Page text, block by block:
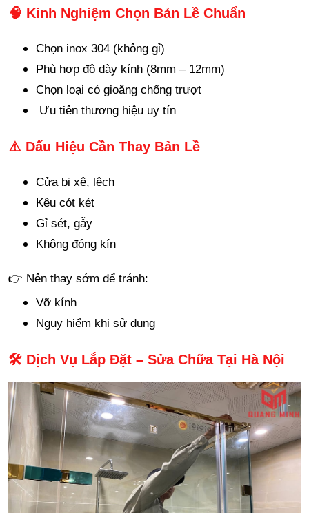
🧠 Kinh Nghiệm Chọn Bản Lề Chuẩn
Chọn inox 304 (không gỉ)
Phù hợp độ dày kính (8mm – 12mm)
Chọn loại có gioăng chống trượt
Ưu tiên thương hiệu uy tín
⚠️ Dấu Hiệu Cần Thay Bản Lề
Cửa bị xệ, lệch
Kêu cót két
Gỉ sét, gẫy
Không đóng kín
👉 Nên thay sớm để tránh:
Vỡ kính
Nguy hiểm khi sử dụng
🛠️ Dịch Vụ Lắp Đặt – Sửa Chữa Tại Hà Nội